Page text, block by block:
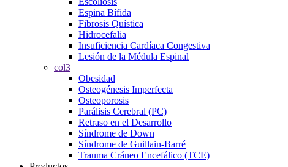
Espina Bífida
Fibrosis Quística
Hidrocefalia
Insuficiencia Cardíaca Congestiva
Lesión de la Médula Espinal
col3
Obesidad
Osteogénesis Imperfecta
Osteoporosis
Parálisis Cerebral (PC)
Retraso en el Desarrollo
Síndrome de Down
Síndrome de Guillain-Barré
Trauma Cráneo Encefálico (TCE)